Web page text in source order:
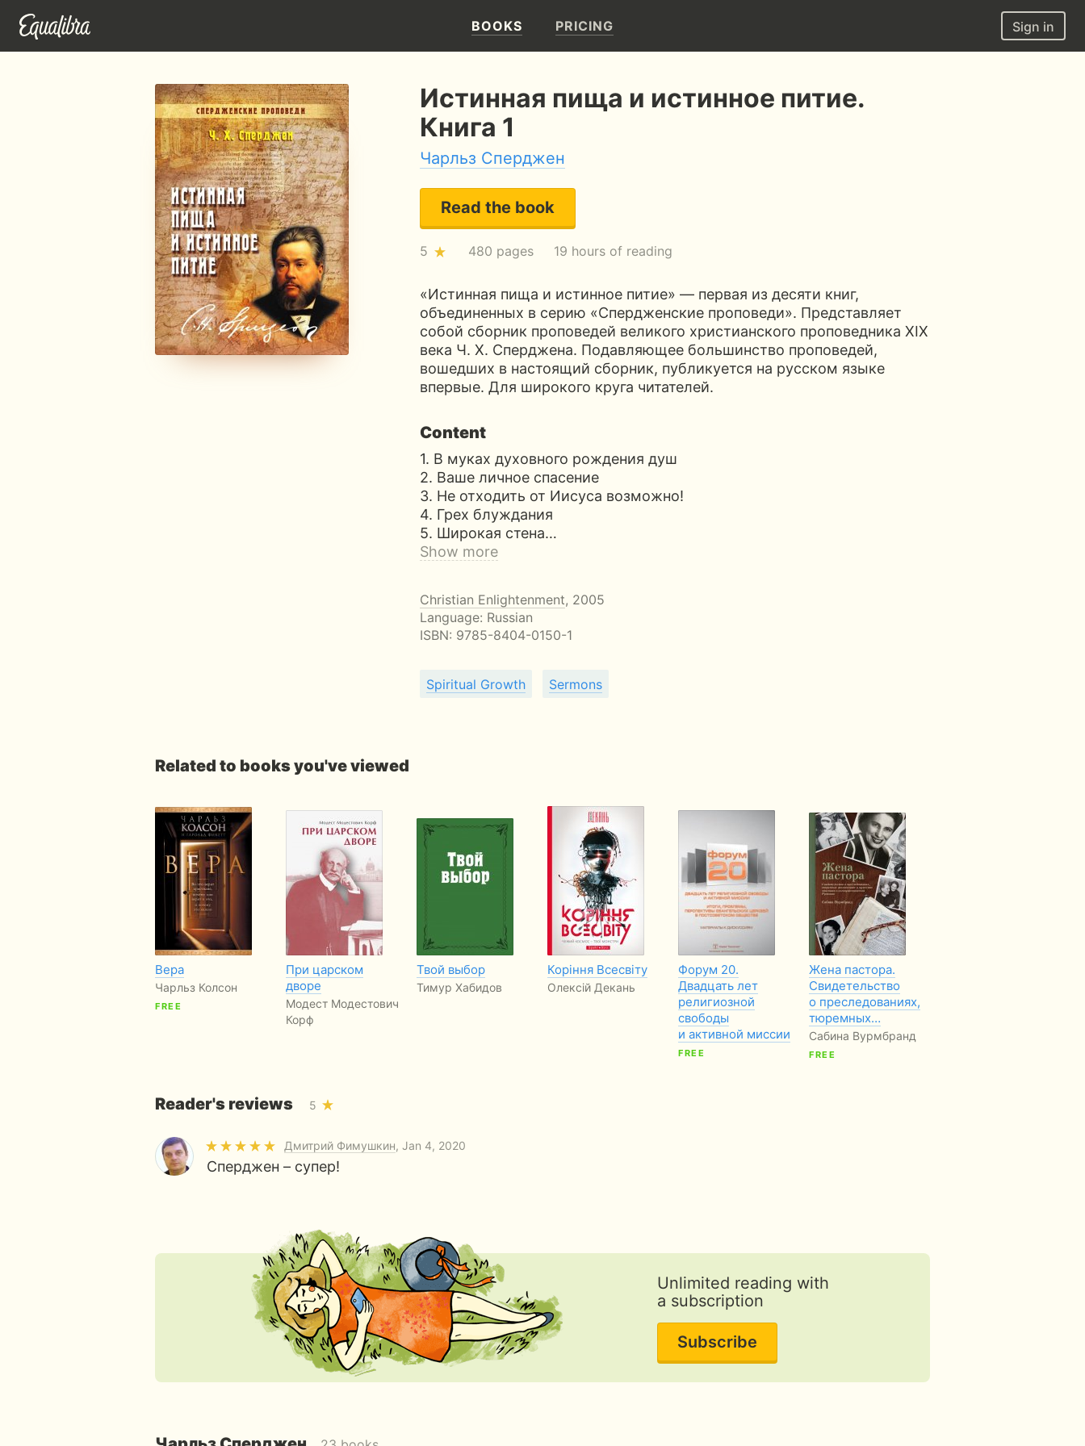
BOOKS PRICING Sign in
Истинная пища и истинное питие.
Книга 1
Чарльз Сперджен
Read the book
5 480 pages 19 hours of reading
«Истинная пища и истинное питие» — первая из десяти книг,
объединенных в серию «Спердженские проповеди». Представляет
собой сборник проповедей великого христианского проповедника XIX
века Ч. Х. Сперджена. Подавляющее большинство проповедей,
вошедших в настоящий сборник, публикуется на русском языке
впервые. Для широкого круга читателей.
Content
1. В муках духовного рождения душ
2. Ваше личное спасение
3. Не отходить от Иисуса возможно!
4. Грех блуждания
5. Широкая стена…
Show more
Christian Enlightenment, 2005
Language: Russian
ISBN: 9785-8404-0150-1
Spiritual Growth Sermons
Related to books you've viewed
Вера
Чарльз Колсон
FREE
При царском
дворе
Модест Модестович
Корф
Твой выбор
Тимур Хабидов
Коріння Всесвіту
Олексій Декань
Форум 20.
Двадцать лет
религиозной
свободы
и активной миссии
FREE
Жена пастора.
Свидетельство
о преследованиях,
тюремных…
Сабина Вурмбранд
FREE
Reader's reviews 5
Дмитрий Фимушкин, Jan 4, 2020
Cперджен – супер!
Unlimited reading with
a subscription
Subscribe